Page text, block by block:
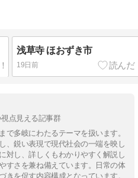
浅草寺 ほおずき市
19日前
点見える記事群
で多岐にわたるテーマを扱います。
、鋭い表現で現代社会の一端を映し
対し、詳しくもわかりやすく解説し
すさを兼ね備えています。日常の体
きを促す内容構成となっています。